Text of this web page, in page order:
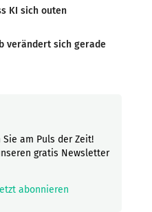
KI sich outen
verändert sich gerade
am Puls der Zeit!
gratis Newsletter
abonnieren